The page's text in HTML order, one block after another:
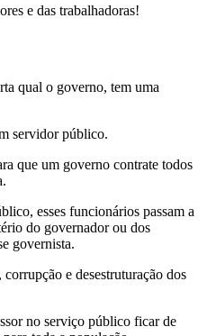
e das trabalhadoras!
qual o governo, tem uma
servidor público.
que um governo contrate todos
esses funcionários passam a
do governador ou dos
governista.
e desestruturação dos
no serviço público ficar de